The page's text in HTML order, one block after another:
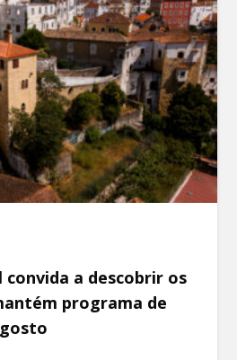
convida a descobrir os
programa de